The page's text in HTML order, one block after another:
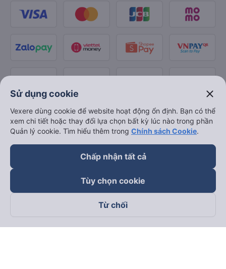
Theo dõi chúng tôi trên
Sử dụng cookie close
Vexere dùng cookie để website hoạt động ổn định. Bạn có thể
xem chi tiết hoặc thay đổi lựa chọn bất kỳ lúc nào trong phần
Quản lý cookie. Tìm hiểu thêm trong Chính sách Cookie.
Chấp nhận tất cả
Tùy chọn cookie
Từ chối